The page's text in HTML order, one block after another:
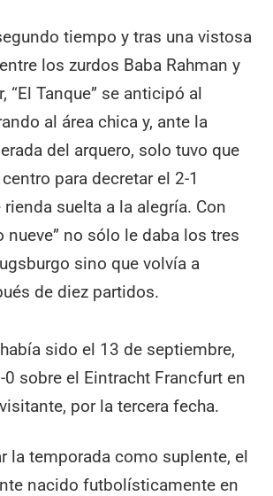
tiempo y tras una vistosa
los zurdos Baba Rahman y
“El Tanque” se anticipó al
al área chica y, ante la
del arquero, solo tuvo que
para decretar el 2-1
suelta a la alegría. Con
nueve” no sólo le daba los tres
sino que volvía a
de diez partidos.
sido el 13 de septiembre,
sobre el Eintracht Francfurt en
por la tercera fecha.
la temporada como suplente, el
nacido futbolísticamente en